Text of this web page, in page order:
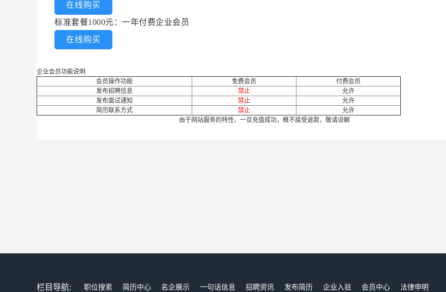
在线购买
标准套餐1000元：一年付费企业会员
在线购买
企业会员功能说明
会员操作功能
免费会员
付费会员
发布招聘信息
禁止
允许
发布面试通知
禁止
允许
简历联系方式
禁止
允许
由于网站服务的特性，一旦充值成功，概不接受退款，敬请谅解
栏目导航: 职位搜索 简历中心 名企展示 一句话信息 招聘资讯 发布简历 企业入驻 会员中心
法律申明